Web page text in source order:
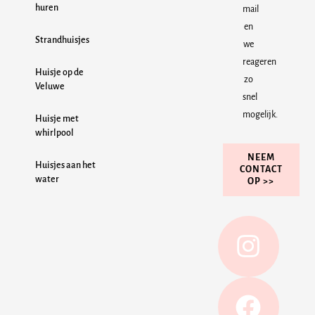
huren
Strandhuisjes
Huisje op de
Veluwe
Huisje met
whirlpool
Huisjes aan het
water
mail
en
we
reageren
zo
snel
mogelijk.
NEEM
CONTACT
OP >>